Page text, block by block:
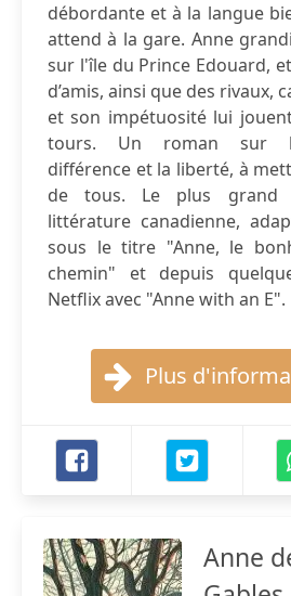
débordante et à la langue
attend à la gare. Anne
sur l'île du Prince Edouard,
d’amis, ainsi que des rivaux,
et son impétuosité lui
tours. Un roman sur
différence et la liberté, à
de tous. Le plus grand
littérature canadienne,
sous le titre "Anne, le
chemin" et depuis
Netflix avec "Anne with an E".
Plus
Anne